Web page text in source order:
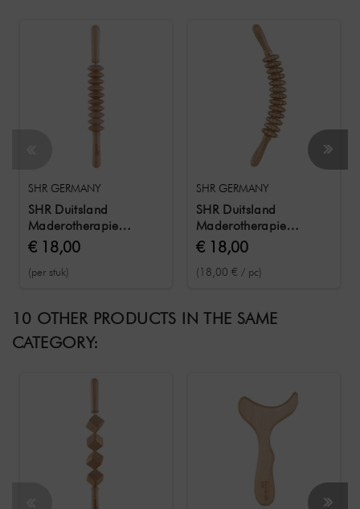
SHR GERMANY
SHR Duitsland
Maderotherapie
honingroller 10 wielen
€ 18,00
(per stuk)
SHR GERMANY
SHR Duitsland
Maderotherapie
Gebogen diamantrol
13 wielen
€ 18,00
(18,00 € / pc)
10 OTHER PRODUCTS IN THE SAME
CATEGORY: